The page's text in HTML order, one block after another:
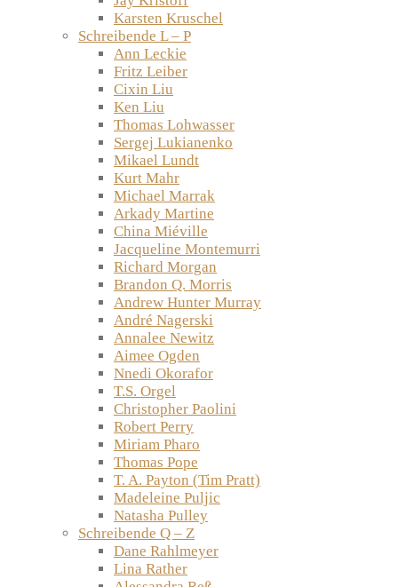
Karsten Kruschel
Schreibende L – P
Ann Leckie
Fritz Leiber
Cixin Liu
Ken Liu
Thomas Lohwasser
Sergej Lukianenko
Mikael Lundt
Kurt Mahr
Michael Marrak
Arkady Martine
China Miéville
Jacqueline Montemurri
Richard Morgan
Brandon Q. Morris
Andrew Hunter Murray
André Nagerski
Annalee Newitz
Aimee Ogden
Nnedi Okorafor
T.S. Orgel
Christopher Paolini
Robert Perry
Miriam Pharo
Thomas Pope
T. A. Payton (Tim Pratt)
Madeleine Puljic
Natasha Pulley
Schreibende Q – Z
Dane Rahlmeyer
Lina Rather